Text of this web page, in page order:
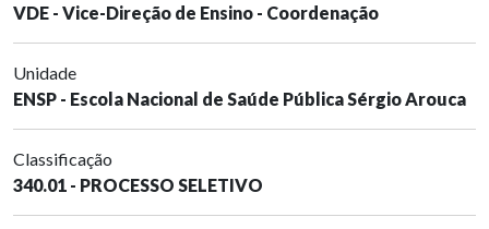
VDE - Vice-Direção de Ensino - Coordenação
Unidade
ENSP - Escola Nacional de Saúde Pública Sérgio Arouca
Classificação
340.01 - PROCESSO SELETIVO